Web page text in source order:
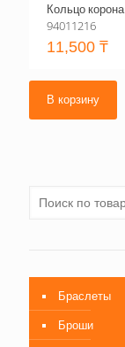
Кольцо
94011216
11,500 ₸
В корзину
Браслеты
Броши